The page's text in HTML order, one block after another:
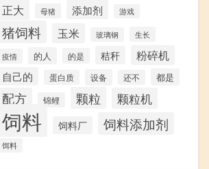
正大 母猪 添加剂 游戏
猪饲料 玉米 玻璃钢
生长
疫情
的人 的是 秸秆 粉碎机
自己的 蛋白质 设备 还不 都是
配方 锦鲤 颗粒 颗粒机
饲料 饲料厂 饲料添加剂
饵料